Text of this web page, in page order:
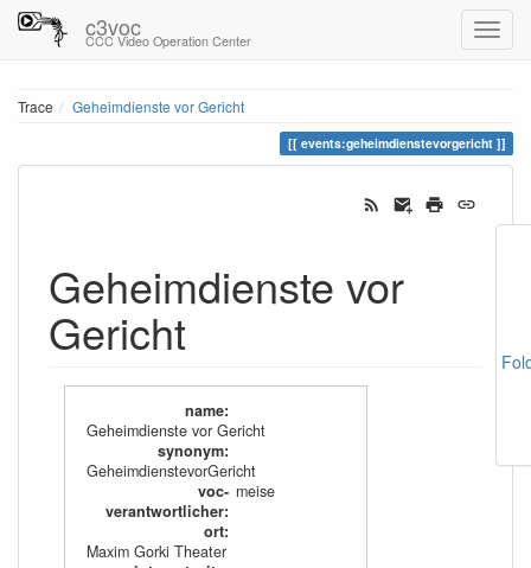
c3voc
CCC Video Operation Center
Trace Geheimdienste vor Gericht
events:geheimdienstevorgericht
Geheimdienste vor
Gericht
name:
Geheimdienste vor Gericht
synonym:
GeheimdienstevorGericht
voc-
verantwortlicher:
meise
ort:
Maxim Gorki Theater